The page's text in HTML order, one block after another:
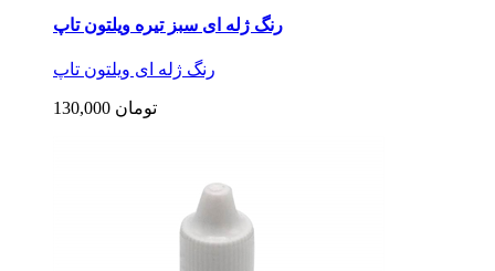
رنگ ژله ای سبز تیره ویلتون تاپ
رنگ ژله ای ویلتون تاپ
130,000 تومان